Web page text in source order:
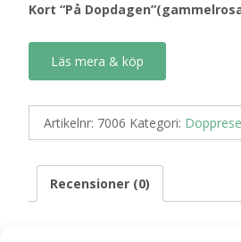
Kort “På
Läs mera & köp
Artikelnr: 7006 Kategori:
Recensioner (0)